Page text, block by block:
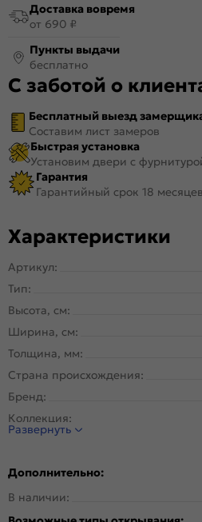
Доставка вовремя
от 690 ₽
Пункты выдачи
бесплатно
С заботой о
Бесплатный выезд
Составим лист замеров
Быстрая установка
Установим двери с
Гарантия
Гарантийный срок 18 месяцев
Характеристики
Артикул:
Тип:
Высота, см:
Ширина, см:
Толщина, мм:
Страна происхождения:
Бренд:
Коллекция:
Стиль:
Система открывания:
Конструкция двери:
Развернуть
Дополнительно:
В наличии: